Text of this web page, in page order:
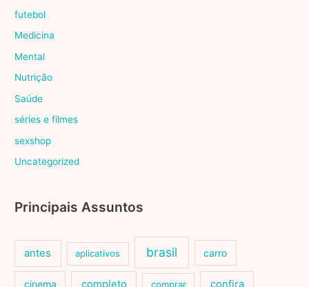
futebol
Medicina
Mental
Nutrição
Saúde
séries e filmes
sexshop
Uncategorized
Principais Assuntos
antes aplicativos brasil carro
cinema completo comprar confira